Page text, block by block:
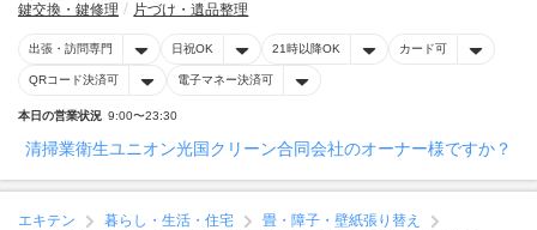
鍵交換・鍵修理
片づけ・遺品整理
出張・訪問専門 日祝OK 21時以降OK カード可
QRコード決済可 電子マネー決済可
本日の営業状況 9:00〜23:30
清掃業衛生ユニオン光国クリーン合同会社のオーナー様ですか？
エキテン 暮らし・生活・住宅
畳・障子・壁紙張り替え